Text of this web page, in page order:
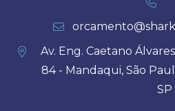
Av. Eng. Caetano
84 - Mandaqui, São
SP